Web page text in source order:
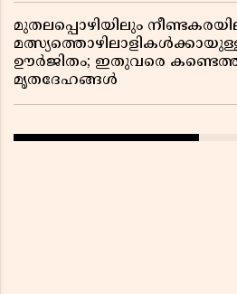
മുതലപ്പൊഴിയിലും
ഊർജിതം; ഇതുവരെ
മൃതദേഹങ്ങൾ